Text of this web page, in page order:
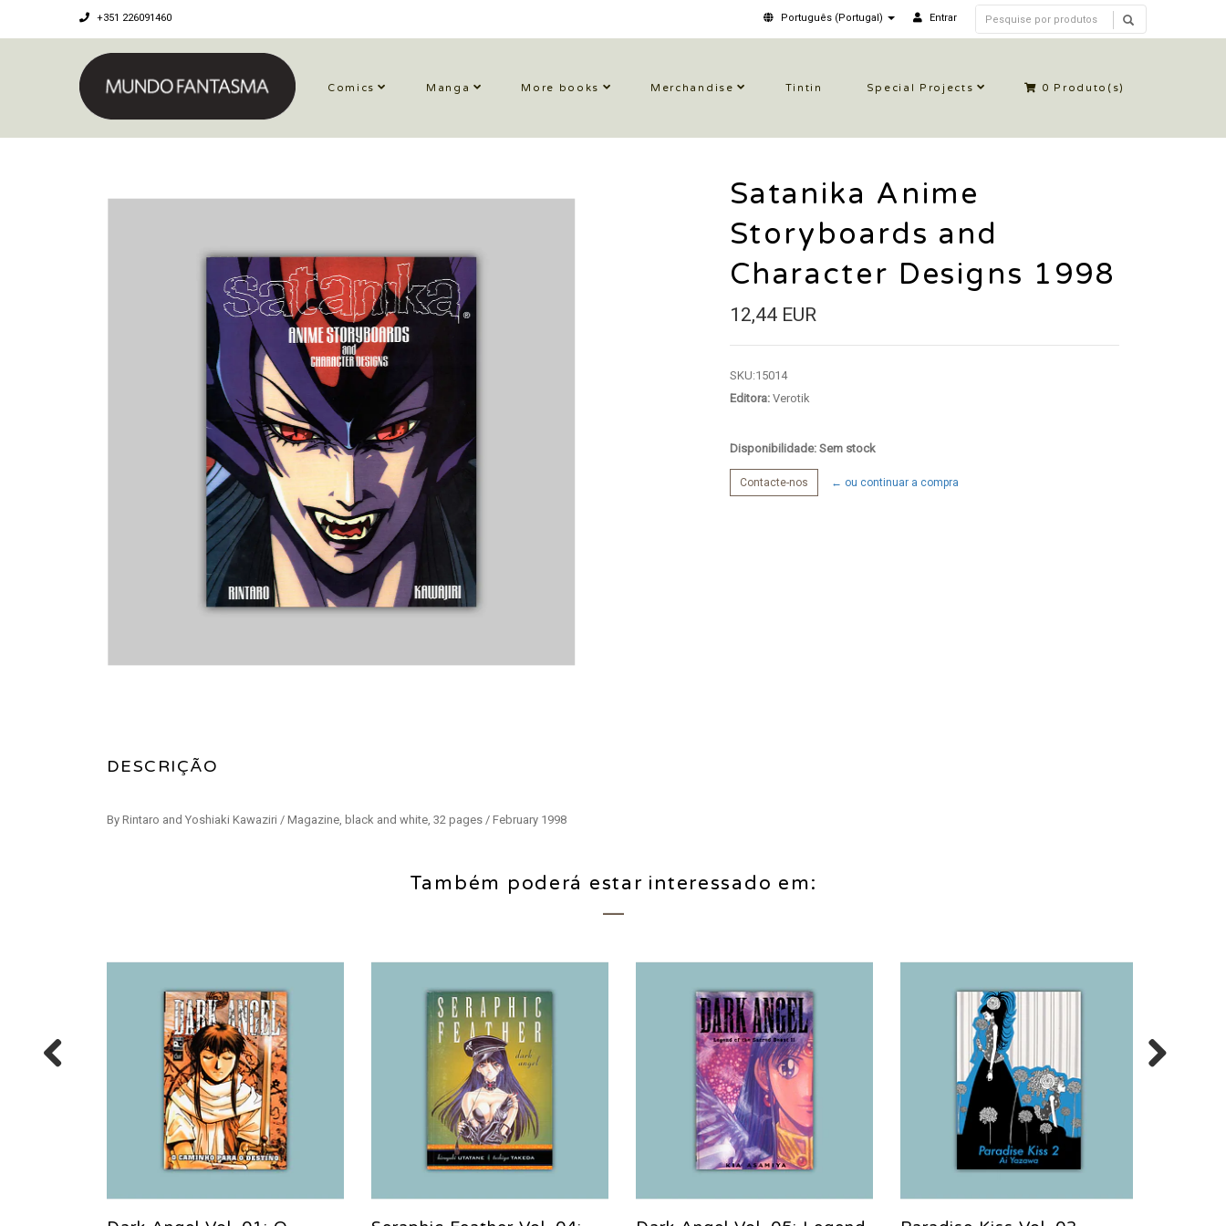
+351 226091460 Português (Portugal) Entrar
Comics Manga More books Merchandise Tintin Special Projects 0 Produto(s)
DESCRIÇÃO
By Rintaro and Yoshiaki Kawaziri / Magazine, black and white, 32 pages / February 1998
Satanika Anime
Storyboards and
Character Designs 1998
12,44 EUR
SKU:15014
Editora:Verotik
Disponibilidade: Sem stock
Contacte-nos ← ou continuar a compra
Também poderá estar interessado em: